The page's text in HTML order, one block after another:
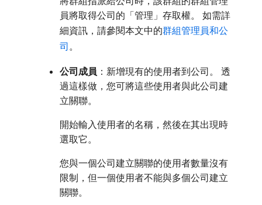
員將取得公司的「管理」存取權。 如需詳
細資訊，請參閱本文中的群組管理員和公
司。
公司成員 ：新增現有的使用者到公司。 透
過這樣做，您可將這些使用者與此公司建
立關聯。
開始輸入使用者的名稱，然後在其出現時
選取它。
您與一個公司建立關聯的使用者數量沒有
限制，但一個使用者不能與多個公司建立
關聯。